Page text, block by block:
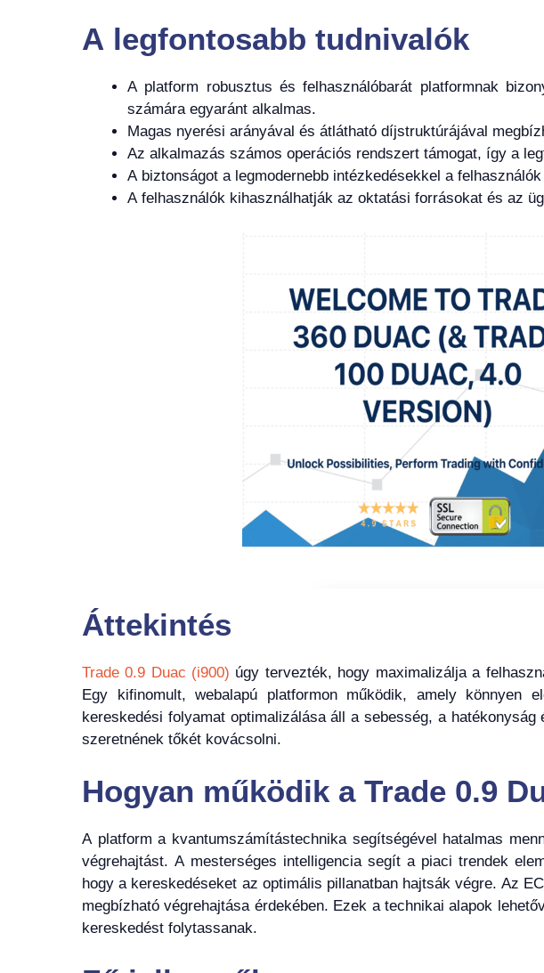
A legfontosabb tudnivalók
A platform robusztus és felhasználóbarát platformnak
számára egyaránt alkalmas.
Magas nyerési arányával és átlátható díjstruktúrájával
Az alkalmazás számos operációs rendszert támogat, így a
A biztonságot a legmodernebb intézkedésekkel a
A felhasználók kihasználhatják az oktatási forrásokat és az
Áttekintés
Trade 0.9 Duac (i900) úgy tervezték, hogy maximalizálja a
Egy kifinomult, webalapú platformon működik, amely könnyen
kereskedési folyamat optimalizálása áll a sebesség, a
szeretnének tőkét kovácsolni.
Hogyan működik a Trade 0.9
A platform a kvantumszámítástechnika segítségével hatalmas
végrehajtást. A mesterséges intelligencia segít a piaci trendek
hogy a kereskedéseket az optimális pillanatban hajtsák végre. Az
megbízható végrehajtása érdekében. Ezek a technikai alapok
kereskedést folytassanak.